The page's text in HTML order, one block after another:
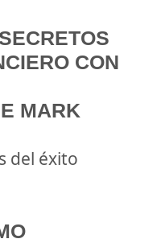
CON
MARK
del éxito